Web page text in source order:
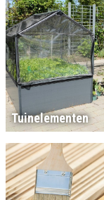
Tuinelementen